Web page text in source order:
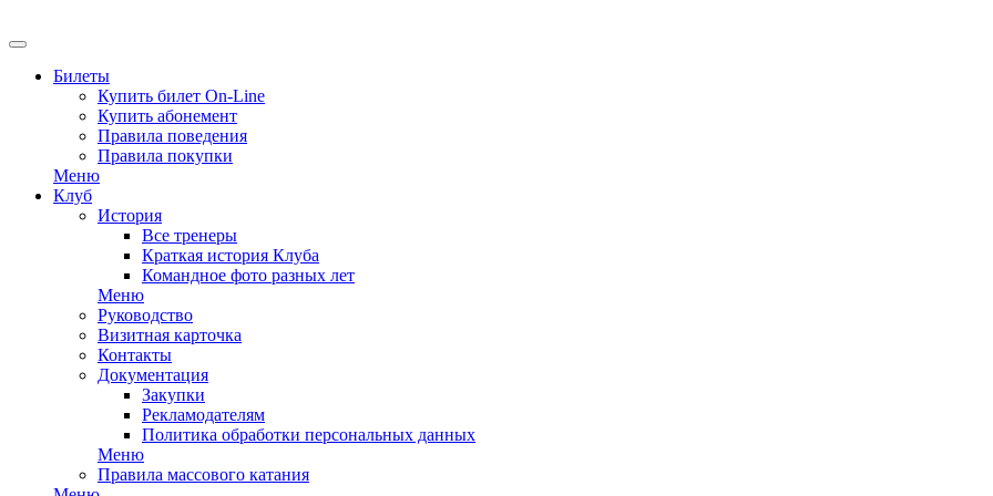
Билеты
Купить билет On-Line
Купить абонемент
Правила поведения
Правила покупки
Меню
Клуб
История
Все тренеры
Краткая история Клуба
Командное фото разных лет
Меню
Руководство
Визитная карточка
Контакты
Документация
Закупки
Рекламодателям
Политика обработки персональных данных
Меню
Правила массового катания